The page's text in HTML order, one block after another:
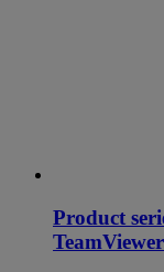
Product